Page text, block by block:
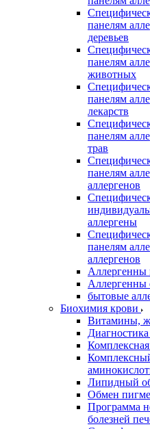
панелям
деревьев
панелям
животных
панелям
лекарств
панелям
трав
панелям
аллергенов
аллергены
панелям
аллергенов
Аллергенны
Аллергенны
бытовые
Биохимия крови
Витамины,
Комплексная
Липидный
Обмен
Программа
болезней